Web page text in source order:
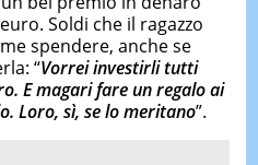
Soldi che il ragazzo
spendere, anche se
“Vorrei investirli tutti
E magari fare un regalo ai
Loro, sì, se lo meritano”.